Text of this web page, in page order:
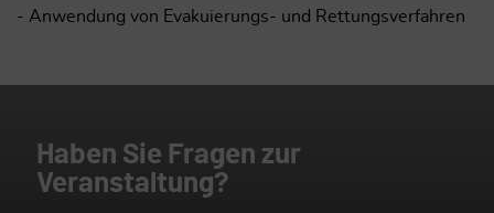
- Anwendung von Evakuierungs- und Rettungsverfahren
Haben Sie Fragen zur
Veranstaltung?